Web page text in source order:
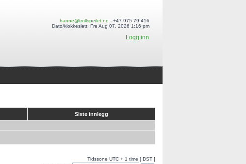
hanne@trollspeilet.no - +47 975 79 416
Dato/klokkeslett: Fre Aug 07, 2026 1:16 pm
Logg inn
Siste innlegg
Tidssone UTC + 1 time [ DST ]